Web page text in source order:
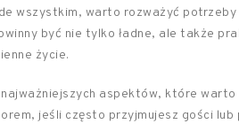
wszystkim, warto rozważyć
być nie tylko ładne, ale także
życie.
aspektów, które warto
jeśli często przyjmujesz gości